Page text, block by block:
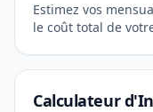
Estimez vos
le coût total de
Calculateur